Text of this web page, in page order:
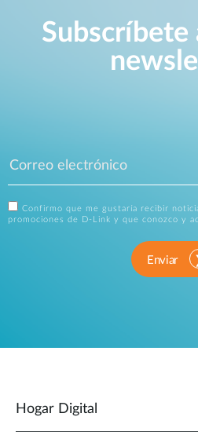
Subscríbete
Confirmo que me gustaría recibir
promociones de D-Link y que conozco y
Enviar
Hogar Digital